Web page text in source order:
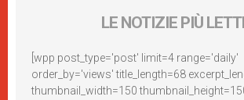
LE NOTIZIE PIÙ
[wpp post_type='post' limit=4 range='daily'
order_by='views' title_length=68
thumbnail_width=150